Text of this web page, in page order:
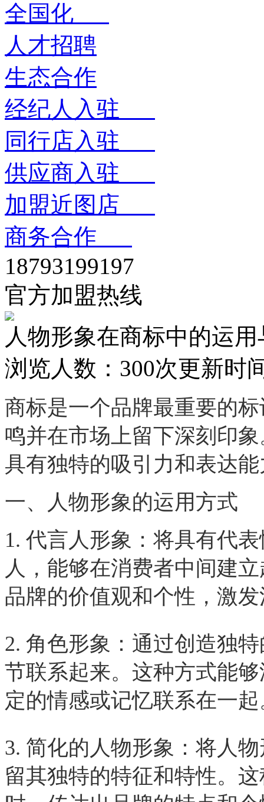
全国化
人才招聘
生态合作
经纪人入驻
同行店入驻
供应商入驻
加盟近图店
商务合作
18793199197
官方加盟热线
人物形象在商标中的运
浏览人数： 300次更新时
商标是一个品牌最重要的
鸣并在市场上留下深刻印
具有独特的吸引力和表达
一、人物形象的运用方式
1. 代言人形象：将具有代
人，能够在消费者中间建
品牌的价值观和个性，激
2. 角色形象：通过创造独
节联系起来。这种方式能
定的情感或记忆联系在一
3. 简化的人物形象：将人
留其独特的特征和特性。